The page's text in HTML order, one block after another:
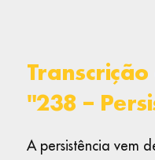
"238 –
A persistência vem